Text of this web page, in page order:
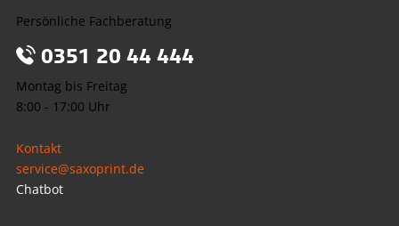
Persönliche Fachberatung
0351 20 44 444
Montag bis Freitag
8:00 - 17:00 Uhr
Kontakt
service@saxoprint.de
Chatbot